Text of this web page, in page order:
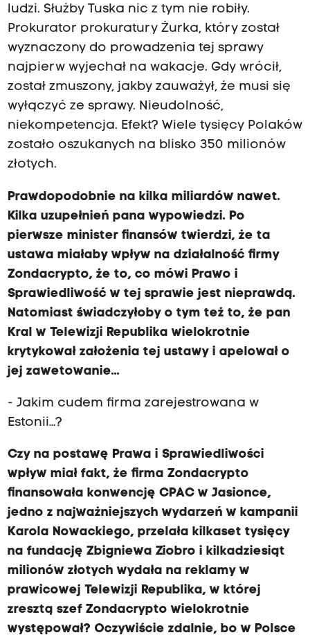
ludzi. Służby Tuska nic z tym nie robiły.
Prokurator prokuratury Żurka, który został
wyznaczony do prowadzenia tej sprawy
najpierw wyjechał na wakacje. Gdy wrócił,
został zmuszony, jakby zauważył, że musi się
wyłączyć ze sprawy. Nieudolność,
niekompetencja. Efekt? Wiele tysięcy Polaków
zostało oszukanych na blisko 350 milionów
złotych.
Prawdopodobnie na kilka miliardów nawet.
Kilka uzupełnień pana wypowiedzi. Po
pierwsze minister finansów twierdzi, że ta
ustawa miałaby wpływ na działalność firmy
Zondacrypto, że to, co mówi Prawo i
Sprawiedliwość w tej sprawie jest nieprawdą.
Natomiast świadczyłoby o tym też to, że pan
Kral w Telewizji Republika wielokrotnie
krytykował założenia tej ustawy i apelował o
jej zawetowanie...
- Jakim cudem firma zarejestrowana w
Estonii…?
Czy na postawę Prawa i Sprawiedliwości
wpływ miał fakt, że firma Zondacrypto
finansowała konwencję CPAC w Jasionce,
jedno z najważniejszych wydarzeń w kampanii
Karola Nowackiego, przelała kilkaset tysięcy
na fundację Zbigniewa Ziobro i kilkadziesiąt
milionów złotych wydała na reklamy w
prawicowej Telewizji Republika, w której
zresztą szef Zondacrypto wielokrotnie
występował? Oczywiście zdalnie, bo w Polsce